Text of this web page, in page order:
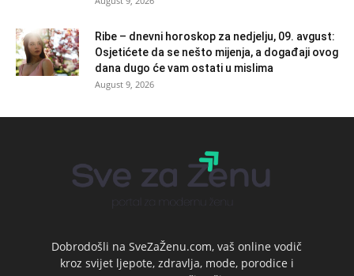
Ribe – dnevni horoskop za nedjelju, 09. avgust:
Osjetićete da se nešto mijenja, a događaji ovog
dana dugo će vam ostati u mislima
August 9, 2026
Dobrodošli na SveZaŽenu.com, vaš online vodič
kroz svijet ljepote, zdravlja, mode, porodice i